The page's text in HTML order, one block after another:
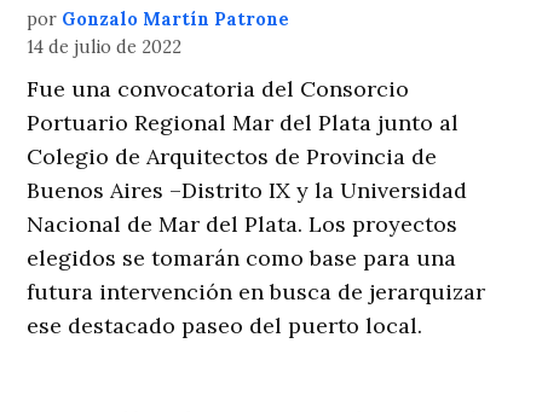
por Gonzalo Martín Patrone
14 de julio de 2022
Fue una convocatoria del Consorcio
Portuario Regional Mar del Plata junto al
Colegio de Arquitectos de Provincia de
Buenos Aires –Distrito IX y la Universidad
Nacional de Mar del Plata. Los proyectos
elegidos se tomarán como base para una
futura intervención en busca de jerarquizar
ese destacado paseo del puerto local.